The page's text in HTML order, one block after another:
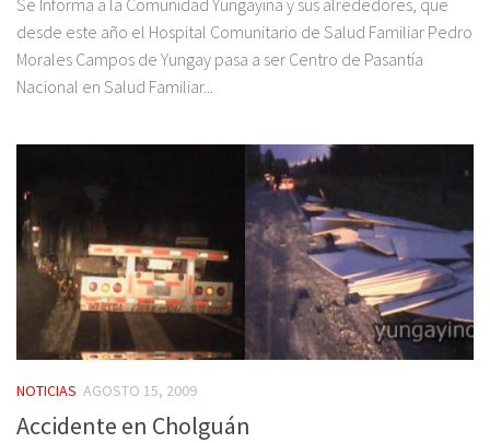
desde este año el Hospital Comunitario de Salud Familiar Pedro
Morales Campos de Yungay pasa a ser Centro de Pasantía
Nacional en Salud Familiar...
NOTICIAS AGOSTO 15, 2009
Accidente en Cholguán